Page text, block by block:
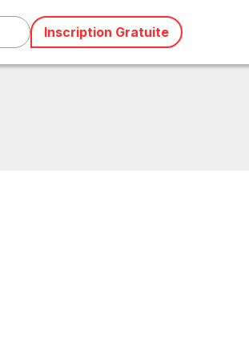
Inscription Gratuite